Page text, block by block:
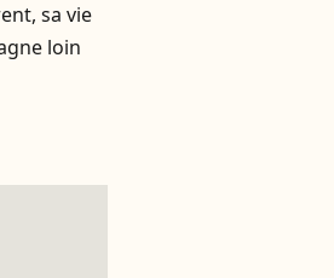
sa vie
loin